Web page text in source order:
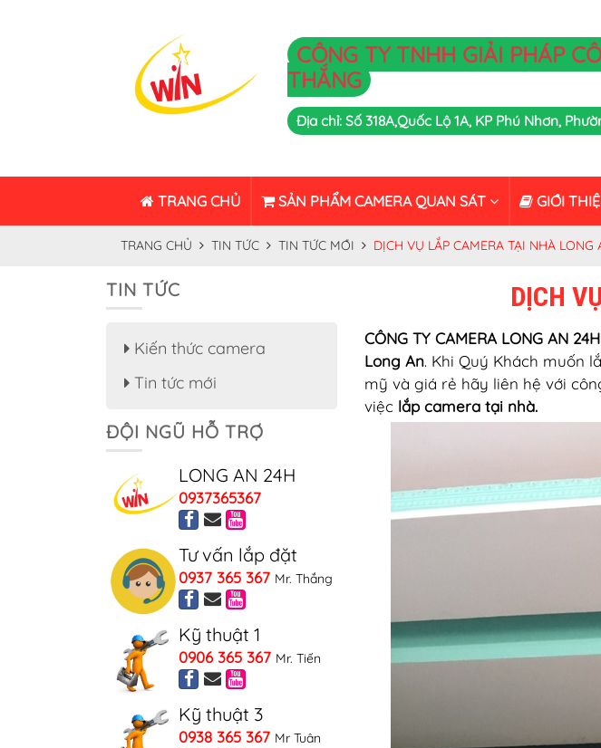
CÔNG TY TNHH GIẢI PHÁP
THẮNG
Địa chỉ: Số 318A,Quốc Lộ 1A, KP Phú Nhơn,
TRANG CHỦ SẢN PHẨM CAMERA QUAN SÁT GIỚI
TRANG CHỦ TIN TỨC TIN TỨC MỚI DỊCH VỤ LẮP CAMERA TẠI NHÀ LONG
DỊCH
CÔNG TY CAMERA LONG AN 24H
Long An. Khi Quý Khách muốn
mỹ và giá rẻ hãy liên hệ với
việc lắp camera tại nhà.
TIN TỨC
Kiến thức camera
Tin tức mới
ĐỘI NGŨ HỖ TRỢ
LONG AN 24H
0937365367
Tư vấn lắp đặt
0937 365 367 Mr. Thắng
Kỹ thuật 1
0906 365 367 Mr. Tiến
Kỹ thuật 3
0938 365 367 Mr Tuân